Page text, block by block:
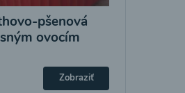
pšenová
ovocím
Zobraziť